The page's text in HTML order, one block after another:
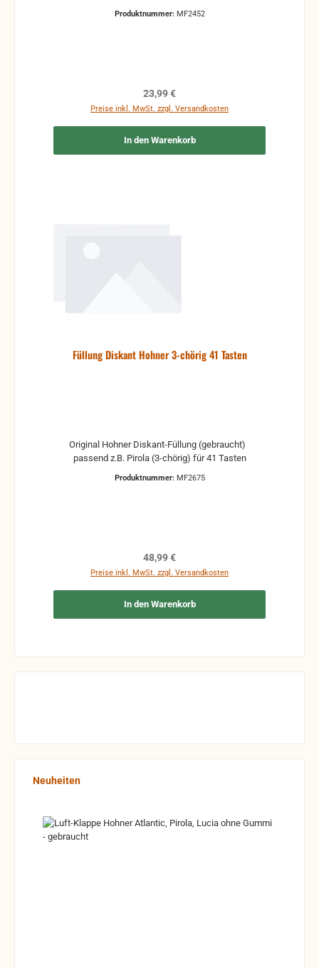
Produktnummer: MF2452
Regulärer Preis:
23,99 €
Preise inkl. MwSt. zzgl. Versandkosten
In den Warenkorb
Füllung Diskant Hohner 3-chörig 41 Tasten
Original Hohner Diskant-Füllung (gebraucht)
passend z.B. Pirola (3-chörig) für 41 Tasten
Produktnummer: MF2675
Regulärer Preis:
48,99 €
Preise inkl. MwSt. zzgl. Versandkosten
In den Warenkorb
Produktgalerie überspringen
Neuheiten